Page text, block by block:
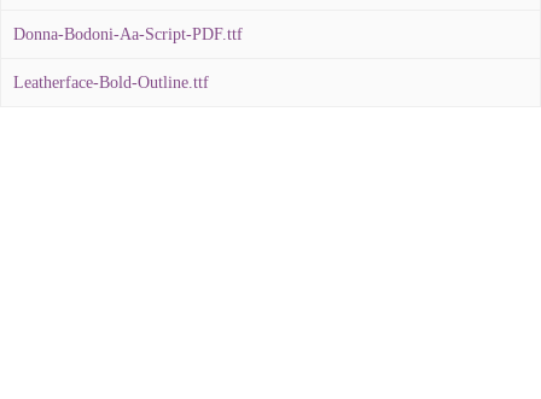
Donna-Bodoni-Aa-Script-PDF.ttf
Leatherface-Bold-Outline.ttf